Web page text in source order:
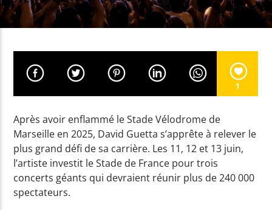
DOCTOR (WORK IT OUT)
PHARRELL WILLIAMS / MILEY CYRUS
EMISSION EN COURS
NON-STOP MUSIC
14:00 17:59
1
Après avoir enflammé le Stade Vélodrome de
Marseille en 2025, David Guetta s’apprête à relever le
plus grand défi de sa carrière. Les 11, 12 et 13 juin,
l’artiste investit le Stade de France pour trois
concerts géants qui devraient réunir plus de 240 000
spectateurs.